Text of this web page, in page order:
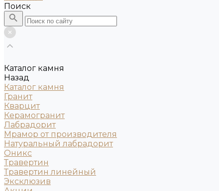
Поиск
Каталог камня
Назад
Каталог камня
Гранит
Кварцит
Керамогранит
Лабрадорит
Мрамор от производителя
Натуральный лабрадорит
Оникс
Травертин
Травертин линейный
Эксклюзив